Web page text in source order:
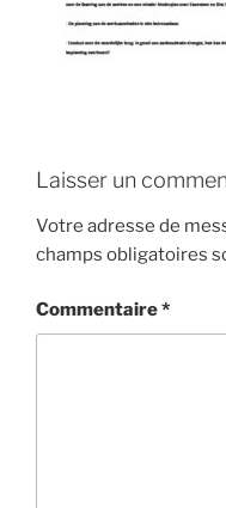
Laisser un
Votre adresse de
champs obligatoires
Commentaire*